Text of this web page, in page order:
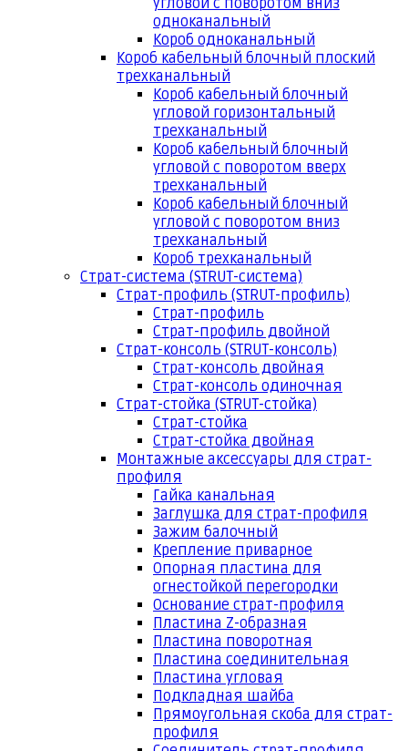
угловой с поворотом вниз
одноканальный
Короб одноканальный
Короб кабельный блочный плоский
трехканальный
Короб кабельный блочный
угловой горизонтальный
трехканальный
Короб кабельный блочный
угловой с поворотом вверх
трехканальный
Короб кабельный блочный
угловой с поворотом вниз
трехканальный
Короб трехканальный
Страт-система (STRUT-система)
Страт-профиль (STRUT-профиль)
Страт-профиль
Страт-профиль двойной
Страт-консоль (STRUT-консоль)
Страт-консоль двойная
Страт-консоль одиночная
Страт-стойка (STRUT-стойка)
Страт-стойка
Страт-стойка двойная
Монтажные аксессуары для страт-
профиля
Гайка канальная
Заглушка для страт-профиля
Зажим балочный
Крепление приварное
Опорная пластина для
огнестойкой перегородки
Основание страт-профиля
Пластина Z-образная
Пластина поворотная
Пластина соединительная
Пластина угловая
Подкладная шайба
Прямоугольная скоба для страт-
профиля